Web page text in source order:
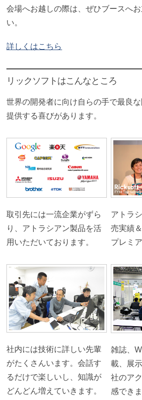
会場へお越しの際は、ぜひブースへ
い。
詳しくはこちら
リックソフトはこんなところ
世界の開発者に向け自らの手で最良
提供する喜びがあります。
取引先には一流企業がずら
り、アトラシアン製品を活
用いただいております。
アトラ
売実績
プレミ
社内には技術に詳しい先輩
がたくさんいます。会話す
るだけで楽しいし、知識が
どんどん増えていきます。
雑誌、
載、展
社のア
感できま